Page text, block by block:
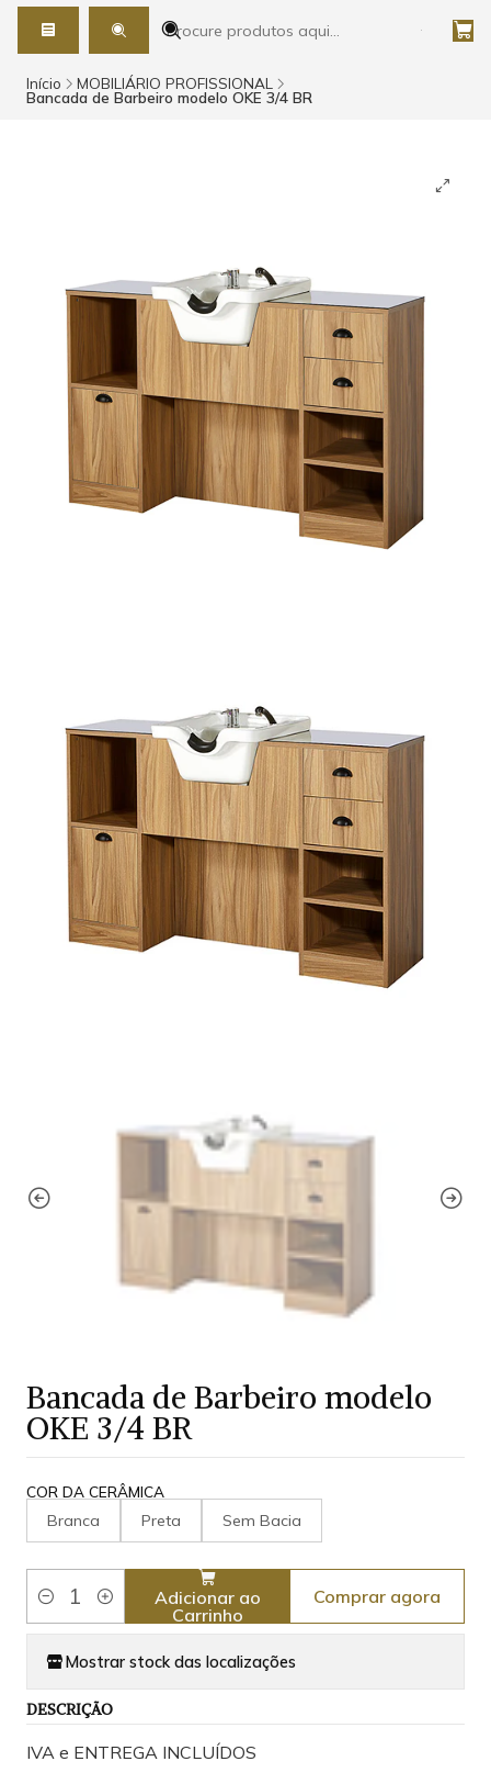
Início MOBILIÁRIO PROFISSIONAL
Bancada de Barbeiro modelo OKE 3/4 BR
Bancada de Barbeiro modelo
OKE 3/4 BR
COR DA CERÂMICA
Branca Preta Sem Bacia
Quantidade
Adicionar ao
Carrinho
Comprar agora
Mostrar stock das localizações
DESCRIÇÃO
IVA e ENTREGA INCLUÍDOS